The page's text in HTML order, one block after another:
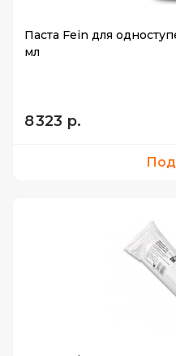
Паста Fein для
мл
8 323 р.
Под